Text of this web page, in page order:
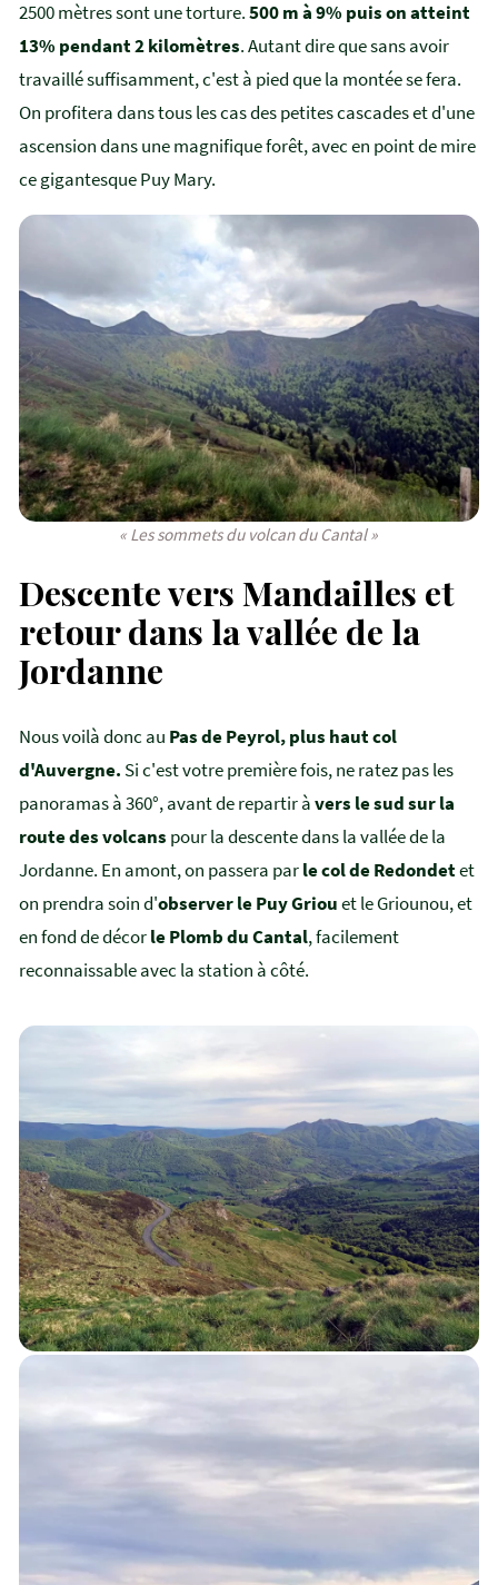
2500 mètres sont une torture.500 m à 9% puis on atteint
13% pendant 2 kilomètres. Autant dire que sans avoir
travaillé suffisamment, c'est à pied que la montée se fera.
On profitera dans tous les cas des petites cascades et d'une
ascension dans une magnifique forêt, avec en point de mire
ce gigantesque Puy Mary.
« Les sommets du volcan du Cantal »
Descente vers Mandailles et
retour dans la vallée de la
Jordanne
Nous voilà donc au Pas de Peyrol, plus haut col
d'Auvergne. Si c'est votre première fois, ne ratez pas les
panoramas à 360°, avant de repartir àvers le sud sur la
route des volcans pour la descente dans la vallée de la
Jordanne. En amont, on passera parle col de Redondetet
on prendra soin d'observer le Puy Griouet le Griounou, et
en fond de décorle Plomb du Cantal, facilement
reconnaissable avec la station à côté.